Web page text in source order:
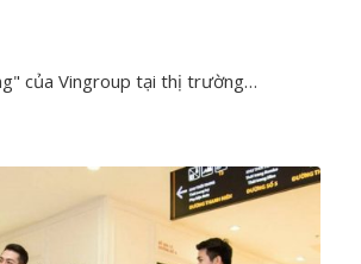
của Vingroup tại thị trường…